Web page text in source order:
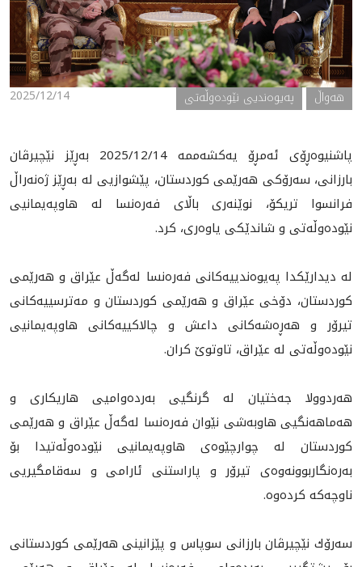
2025/12/14 هه‌واڵ په‌یوه‌ندیی نێوده‌وڵه‌تی
پاشنيوه‌ڕۆى ئه‌مڕۆ يه‌كشه‌ممه‌ 2025/12/14 بەڕێز نێچيرڤان
بارزانى، سه‌رۆكى هه‌رێمى كوردستان، پێشوازيى له‌ به‌ڕێز ژه‌نه‌راڵ
فرانسوا تريكۆ، نوێنه‌ری باڵای فه‌ره‌نسا له‌ هاوپه‌یمانیی
نێوده‌وڵه‌تی و شاندێکی یاوه‌ری، کرد.
له‌ ديدارێكدا په‌يوه‌ندييه‌كانى فه‌ره‌نسا له‌گه‌ڵ عێراق و هه‌رێمى
كوردستان، دۆخى عێراق و هه‌رێمى كوردستان و مه‌ترسييه‌كانى
تيرۆر و هه‌ڕه‌شه‌كانى داعش و چالاكييه‌كانى هاوپه‌يمانيى
نێوده‌وڵه‌تى له‌ عێراق، تاوتوێ كران.
هه‌ردوولا جه‌ختيان له‌ گرنگيى به‌رده‌واميى هاريكارى و
هه‌ماهه‌نگيى هاوبه‌شى نێوان فه‌ره‌نسا له‌گه‌ڵ عێراق و هه‌رێمى
كوردستان له‌ چوارچێوه‌ى هاوپه‌يمانيى نێوده‌وڵه‌تيدا بۆ
به‌ره‌نگاربوونه‌وه‌ى تيرۆر و پاراستنى ئارامى و سه‌قامگيريى
ناوچه‌كه‌ كرده‌وه‌.
سه‌رۆك نێچيرڤان بارزانى سوپاس و پێزانينى هه‌رێمى كوردستانى